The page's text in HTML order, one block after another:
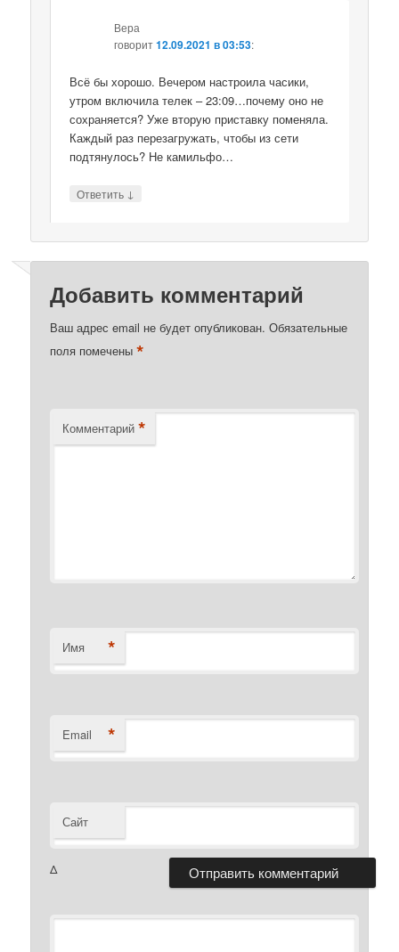
Вера
говорит12.09.2021 в 03:53:
Всё бы хорошо. Вечером настроила часики,
утром включила телек – 23:09…почему оно не
сохраняется? Уже вторую приставку поменяла.
Каждый раз перезагружать, чтобы из сети
подтянулось? Не камильфо…
Ответить ↓
Добавить комментарий
Ваш адрес email не будет опубликован. Обязательные
поля помечены*
Комментарий *
Имя *
Email *
Сайт
Δ